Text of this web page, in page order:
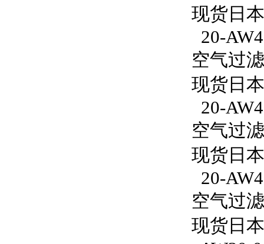
现货日
20-
空气过
现货日
20-
空气过
现货日
20-
空气过
现货日